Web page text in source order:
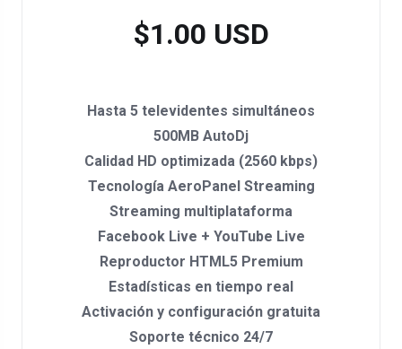
$1.00 USD
Hasta 5 televidentes simultáneos
500MB AutoDj
Calidad HD optimizada (2560 kbps)
Tecnología AeroPanel Streaming
Streaming multiplataforma
Facebook Live + YouTube Live
Reproductor HTML5 Premium
Estadísticas en tiempo real
Activación y configuración gratuita
Soporte técnico 24/7